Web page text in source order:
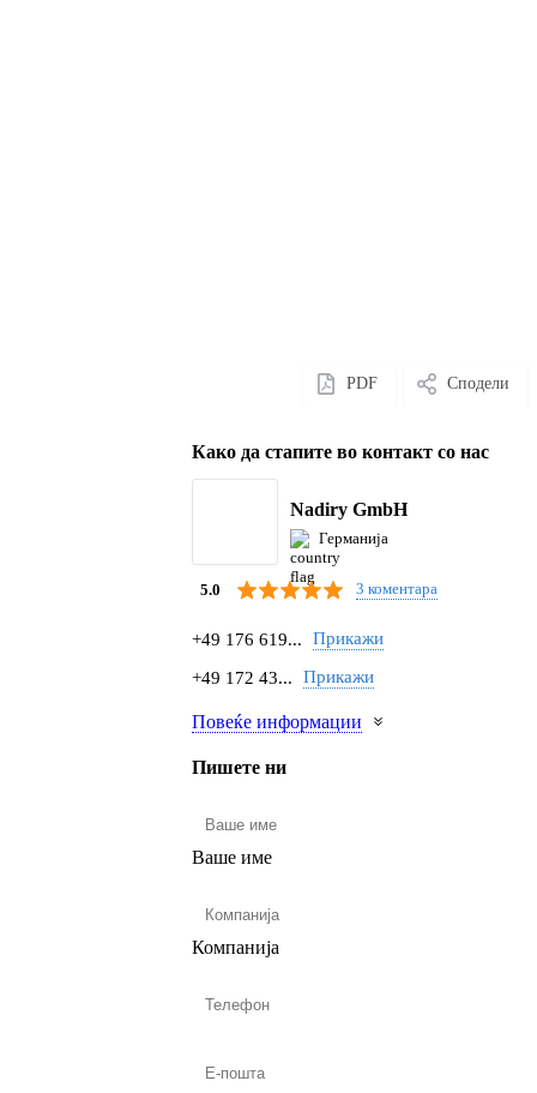
PDF Сподели
Како да стапите во контакт со нас
Nadiry GmbH
Германија
5.0 3 коментара
+49 176 619... Прикажи
+49 172 43... Прикажи
Повеќе информации
Пишете ни
Ваше име
Компанија